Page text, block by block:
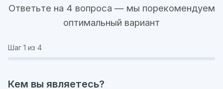
Ответьте на 4 вопроса — мы порекомендуем
оптимальный вариант
Шаг 1 из 4
Кем вы являетесь?